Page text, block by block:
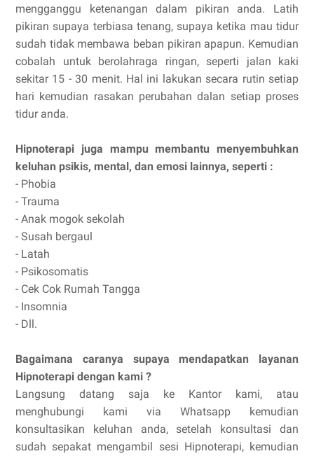
mengganggu ketenangan dalam pikiran anda. Latih
pikiran supaya terbiasa tenang, supaya ketika mau tidur
sudah tidak membawa beban pikiran apapun. Kemudian
cobalah untuk berolahraga ringan, seperti jalan kaki
sekitar 15 - 30 menit. Hal ini lakukan secara rutin setiap
hari kemudian rasakan perubahan dalan setiap proses
tidur anda.
Hipnoterapi juga mampu membantu menyembuhkan
keluhan psikis, mental, dan emosi lainnya, seperti :
- Phobia
- Trauma
- Anak mogok sekolah
- Susah bergaul
- Latah
- Psikosomatis
- Cek Cok Rumah Tangga
- Insomnia
- Dll.
Bagaimana caranya supaya mendapatkan layanan
Hipnoterapi dengan kami ?
Langsung datang saja ke Kantor kami, atau
menghubungi kami via Whatsapp kemudian
konsultasikan keluhan anda, setelah konsultasi dan
sudah sepakat mengambil sesi Hipnoterapi, kemudian